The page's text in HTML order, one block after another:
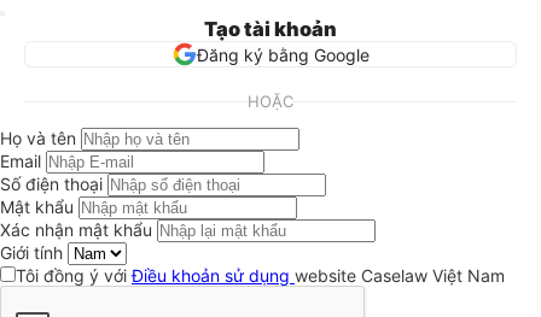
Tạo tài khoản
Đăng ký bằng Google
HOẶC
Họ và tên
Email
Số điện thoại
Mật khẩu
Xác nhận mật khẩu
Giới tính
Tôi đồng ý vớiĐiều khoản sử dụng website Caselaw Việt Nam